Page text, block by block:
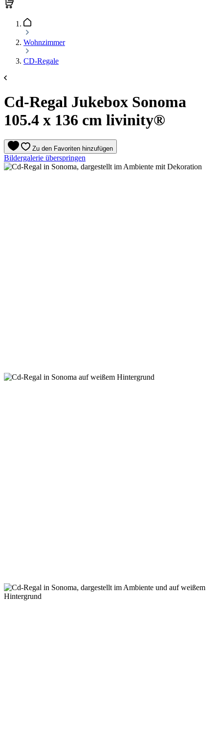
Wohnzimmer
CD-Regale
Cd-Regal Jukebox Sonoma
105.4 x 136 cm livinity®
Zu den Favoriten hinzufügen
Bildergalerie überspringen